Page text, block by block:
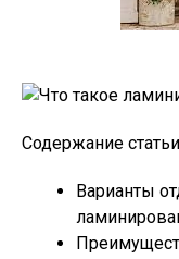
Содержание статьи
Варианты